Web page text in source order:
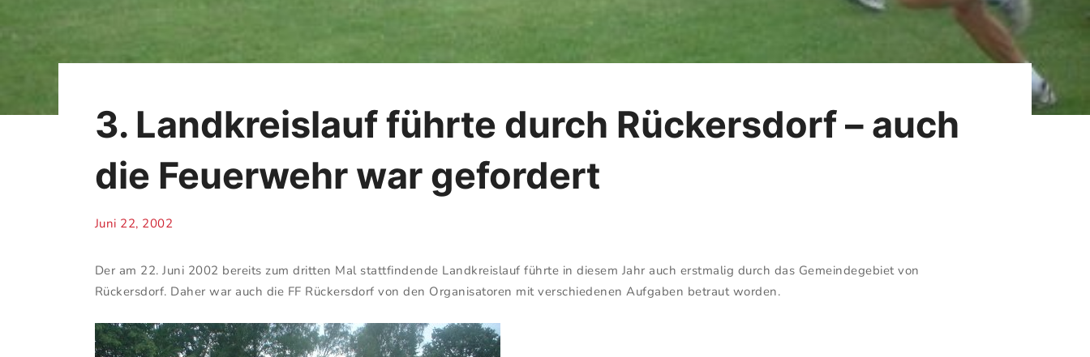
3. Landkreislauf führte durch Rückersdorf – auch
die Feuerwehr war gefordert
Juni 22, 2002
Der am 22. Juni 2002 bereits zum dritten Mal stattfindende Landkreislauf führte in diesem Jahr auch erstmalig durch das Gemeindegebiet von
Rückersdorf. Daher war auch die FF Rückersdorf von den Organisatoren mit verschiedenen Aufgaben betraut worden.